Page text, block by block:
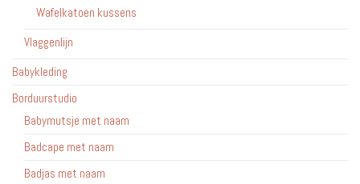
Wafelkatoen kussens
Vlaggenlijn
Babykleding
Borduurstudio
Babymutsje met naam
Badcape met naam
Badjas met naam